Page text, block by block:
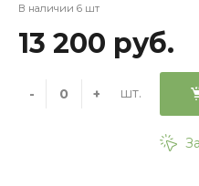
В наличии 6 шт
13 200 руб.
- + шт.